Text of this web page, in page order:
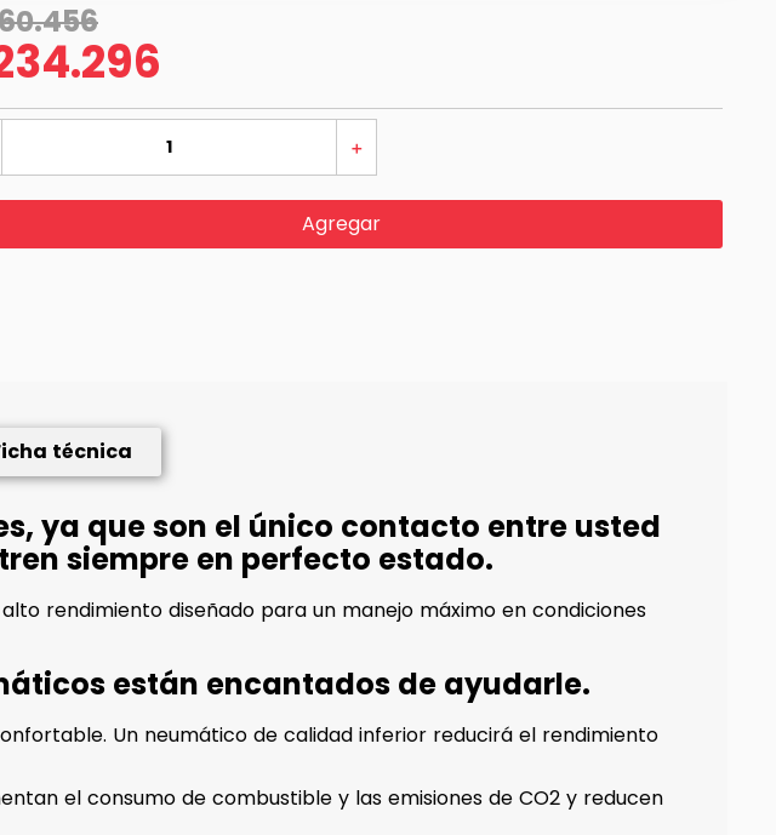
.456
.296
＋
Agregar
técnica
ya que son el único contacto entre usted
siempre en perfecto estado.
rendimiento diseñado para un manejo máximo en condiciones
están encantados de ayudarle.
Un neumático de calidad inferior reducirá el rendimiento
el consumo de combustible y las emisiones de CO2 y reducen